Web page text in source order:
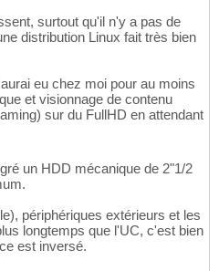
surtout qu'il n'y a pas de
distribution Linux fait très bien
eu chez moi pour au moins
et visionnage de contenu
sur du FullHD en attendant
un HDD mécanique de 2"1/2
périphériques extérieurs et les
longtemps que l'UC, c'est bien
est inversé.